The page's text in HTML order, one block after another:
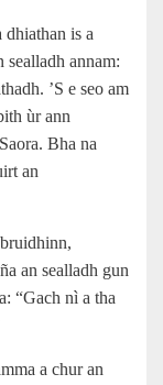
dhiathan is a
sealladh annam:
’S e seo am
ùr ann
Bha na
an
an sealladh gun
“Gach nì a tha
a chur an